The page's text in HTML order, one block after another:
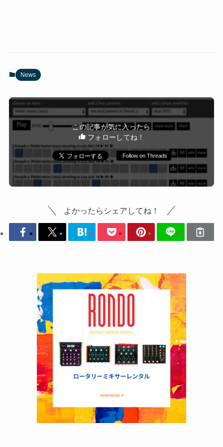
News
この記事が気に入ったら
フォローしてね！
Follow on Threads
よかったらシェアしてね！